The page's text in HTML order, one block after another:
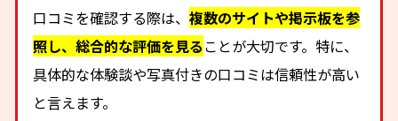
口コミを確認する際は、複数のサイトや掲示板を参
照し、総合的な評価を見ることが大切です。特に、
具体的な体験談や写真付きの口コミは信頼性が高い
と言えます。